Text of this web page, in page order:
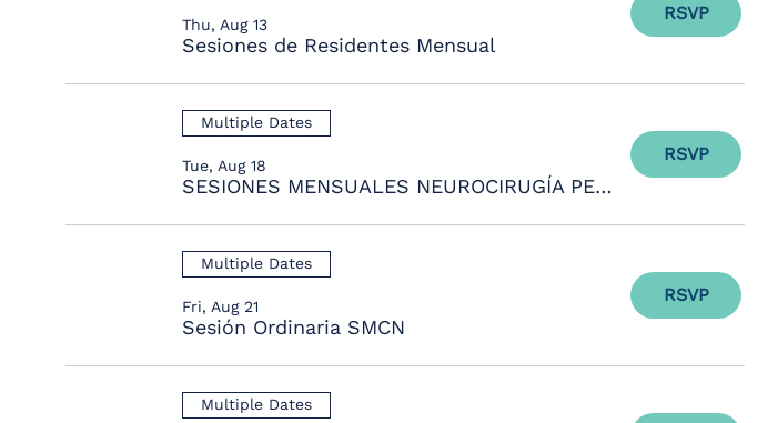
Thu, Aug 13
Sesiones de Residentes Mensual
RSVP
Multiple Dates
Tue, Aug 18
SESIONES MENSUALES NEUROCIRUGÍA PEDIÁTRICA MEXICANA
RSVP
Multiple Dates
Fri, Aug 21
Sesión Ordinaria SMCN
RSVP
Multiple Dates